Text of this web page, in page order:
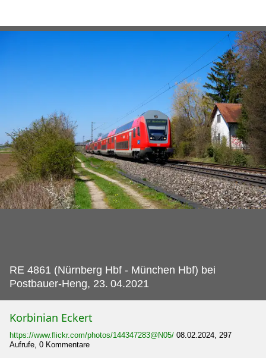
RE 4861 (Nürnberg Hbf - München Hbf) bei
Postbauer-Heng, 23. 04.2021
Korbinian Eckert
https://www.flickr.com/photos/144347283@N05/ 08.02.2024, 297
Aufrufe, 0 Kommentare